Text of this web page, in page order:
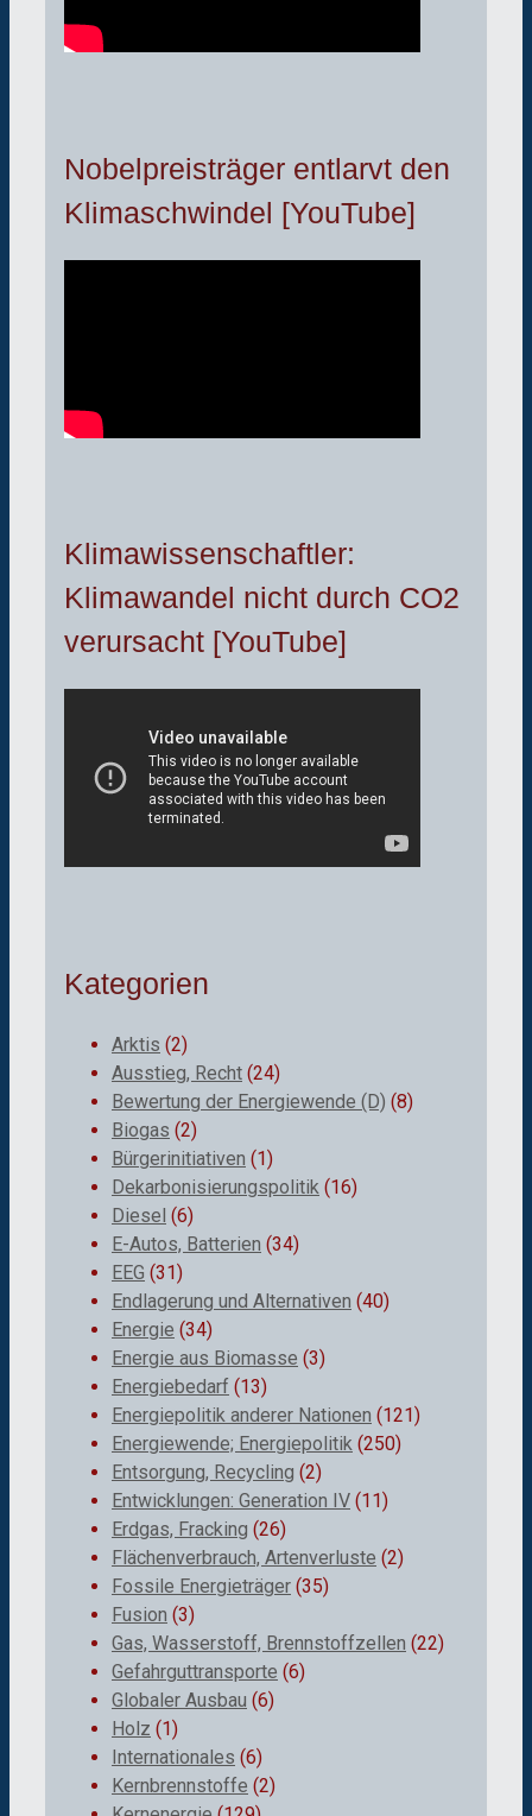
Nobelpreisträger entlarvt den
Klimaschwindel [YouTube]
Klimawissenschaftler:
Klimawandel nicht durch CO2
verursacht [YouTube]
Kategorien
Arktis (2)
Ausstieg, Recht (24)
Bewertung der Energiewende (D) (8)
Biogas (2)
Bürgerinitiativen (1)
Dekarbonisierungspolitik (16)
Diesel (6)
E-Autos, Batterien (34)
EEG (31)
Endlagerung und Alternativen (40)
Energie (34)
Energie aus Biomasse (3)
Energiebedarf (13)
Energiepolitik anderer Nationen (121)
Energiewende; Energiepolitik (250)
Entsorgung, Recycling (2)
Entwicklungen: Generation IV (11)
Erdgas, Fracking (26)
Flächenverbrauch, Artenverluste (2)
Fossile Energieträger (35)
Fusion (3)
Gas, Wasserstoff, Brennstoffzellen (22)
Gefahrguttransporte (6)
Globaler Ausbau (6)
Holz (1)
Internationales (6)
Kernbrennstoffe (2)